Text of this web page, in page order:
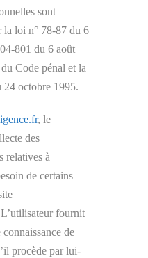
sont
la loi n° 78-87 du 6
801 du 6 août
Code pénal et la
octobre 1995.
, le
des
relatives à
de certains
fournit
de
procède par lui-